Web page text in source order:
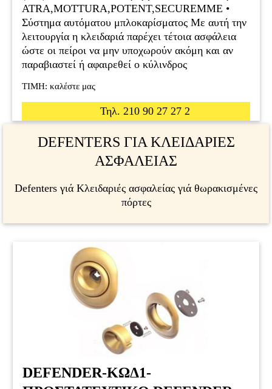
ATRA,MOTTURA,POTENT,SECUREMME •
Σύστημα αυτόματου μπλοκαρίσματος Με αυτή την
λειτουργία η κλειδαριά παρέχει τέτοια ασφάλεια
ώστε οι πείροι να μην υποχωρούν ακόμη και αν
παραβιαστεί ή αφαιρεθεί ο κύλινδρος
ΤΙΜΗ: καλέστε μας
Τηλ. 210 90 27 27 2
DEFENTERS ΓΙΑ ΚΛΕΙΔΑΡΙΕΣ
ΑΣΦΑΛΕΙΑΣ
Defenters γιά Κλειδαριές ασφαλείας γιά θωρακισμένες
πόρτες
DEFENDER-ΚΩΔ1-